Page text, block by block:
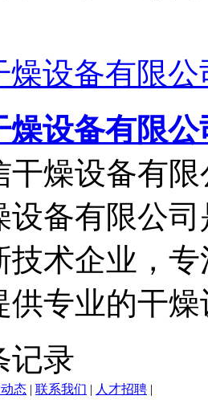
燥设备有限公
燥设备有限
干燥设备有
设备有限公
技术企业，
供专业的干燥
记录
态 | 联系我们 | 人才招聘 |